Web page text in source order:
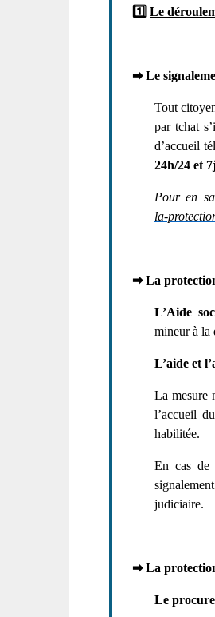
1️⃣ Le
➡Le
Tout
par tchat
d’accueil
24h/24 et
Pour en
la-
➡La
L’Aide
mineur à la
L’aide et
La mesure
l’accueil
habilitée.
En cas de
judiciaire.
➡La
Le